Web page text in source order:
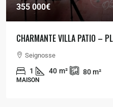
355 000€
CHARMANTE VILLA PATIO –
Seignosse
1 40 m² 80m²
MAISON